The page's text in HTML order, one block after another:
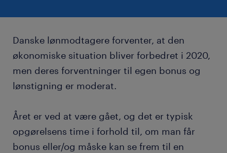
Danske lønmodtagere forventer, at den
økonomiske situation bliver forbedret i 2020,
men deres forventninger til egen bonus og
lønstigning er moderat.
Året er ved at være gået, og det er typisk
opgørelsens time i forhold til, om man får
bonus eller/og måske kan se frem til en